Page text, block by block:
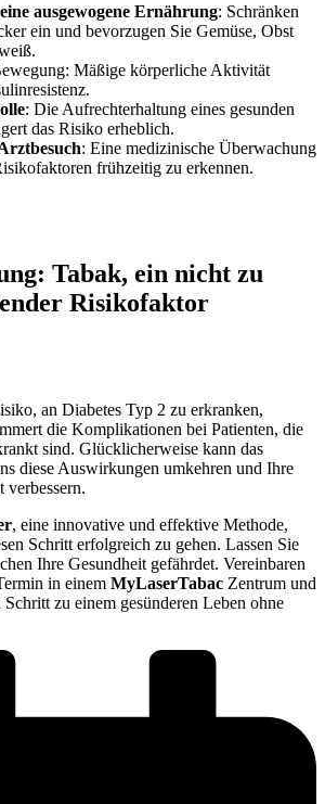
ausgewogene Ernährung: Schränken
ein und bevorzugen Sie Gemüse, Obst
Mäßige körperliche Aktivität
: Die Aufrechterhaltung eines gesunden
das Risiko erheblich.
: Eine medizinische Überwachung
frühzeitig zu erkennen.
Tabak, ein nicht zu
Risikofaktor
an Diabetes Typ 2 zu erkranken,
die Komplikationen bei Patienten, die
sind. Glücklicherweise kann das
diese Auswirkungen umkehren und Ihre
verbessern.
, eine innovative und effektive Methode,
Schritt erfolgreich zu gehen. Lassen Sie
Ihre Gesundheit gefährdet. Vereinbaren
in einem MyLaserTabac Zentrum und
Schritt zu einem gesünderen Leben ohne